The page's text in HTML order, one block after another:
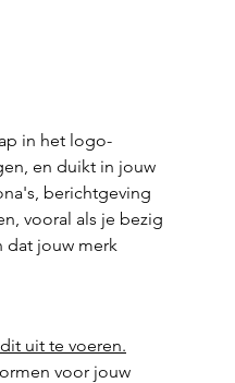
in het logo-
en duikt in jouw
berichtgeving
vooral als je bezig
dat jouw merk
uit te voeren.
voor jouw